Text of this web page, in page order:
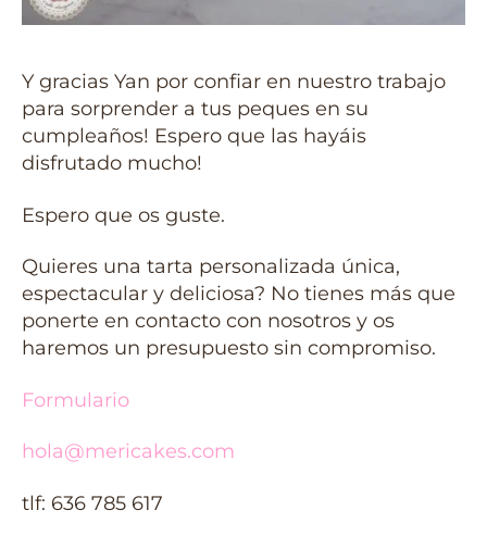
Y gracias Yan por confiar en nuestro trabajo
para sorprender a tus peques en su
cumpleaños! Espero que las hayáis
disfrutado mucho!
Espero que os guste.
Quieres una tarta personalizada única,
espectacular y deliciosa? No tienes más que
ponerte en contacto con nosotros y os
haremos un presupuesto sin compromiso.
Formulario
hola@mericakes.com
tlf: 636 785 617